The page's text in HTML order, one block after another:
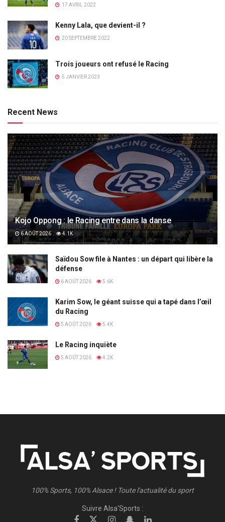
17 AVRIL 2022
Kenny Lala, que devient-il ?
20 SEPTEMBRE 2022
Trois joueurs ont refusé le Racing
5 JANVIER 2023
Recent News
Kojo Oppong : le Racing entre dans la danse
6 AOÛT 2026 4.1K
Saïdou Sow file à Nantes : un départ qui libère la
défense
6 AOÛT 2026 5.6K
Karim Sow, le géant suisse qui a tapé dans l’œil
du Racing
5 AOÛT 2026 5.4K
Le Racing inquiète
5 AOÛT 2026 4.2K
100% Sports, 100% Alsace ! Toute l'actualité du sport
Suivre Alsa'Sports :